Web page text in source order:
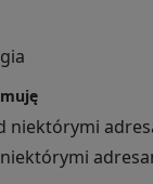
niektórymi